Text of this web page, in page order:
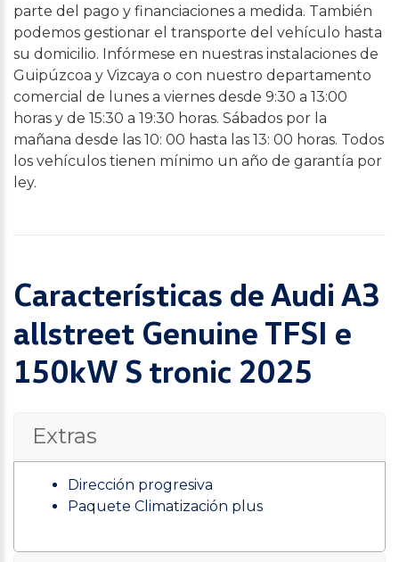
parte del pago y financiaciones a medida. También
podemos gestionar el transporte del vehículo hasta
su domicilio. Infórmese en nuestras instalaciones de
Guipúzcoa y Vizcaya o con nuestro departamento
comercial de lunes a viernes desde 9:30 a 13:00
horas y de 15:30 a 19:30 horas. Sábados por la
mañana desde las 10: 00 hasta las 13: 00 horas. Todos
los vehículos tienen mínimo un año de garantía por
ley.
Características de Audi A3
allstreet Genuine TFSI e
150kW S tronic 2025
Extras
Dirección progresiva
Paquete Climatización plus